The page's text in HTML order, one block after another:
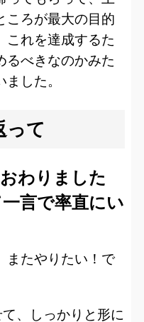
ころが最大の目的
これを達成するた
るべきなのかみた
した。
って
わりました
言で率直にい
またやりたい！で
て、しっかりと形に